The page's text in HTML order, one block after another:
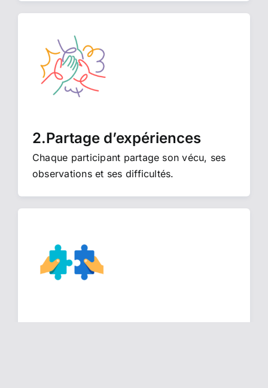
2.Partage d’expériences
Chaque participant partage son vécu, ses
observations et ses difficultés.